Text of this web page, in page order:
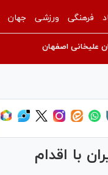
فرهنگی ورزشی جهان
علیخانی اصفهان
با اقدام